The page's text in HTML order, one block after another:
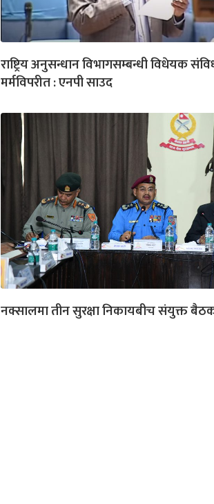
राष्ट्रिय अनुसन्धान विभागसम्बन्धी विधेयक
मर्मविपरीत : एनपी साउद
नक्सालमा तीन सुरक्षा निकायबीच संयुक्त